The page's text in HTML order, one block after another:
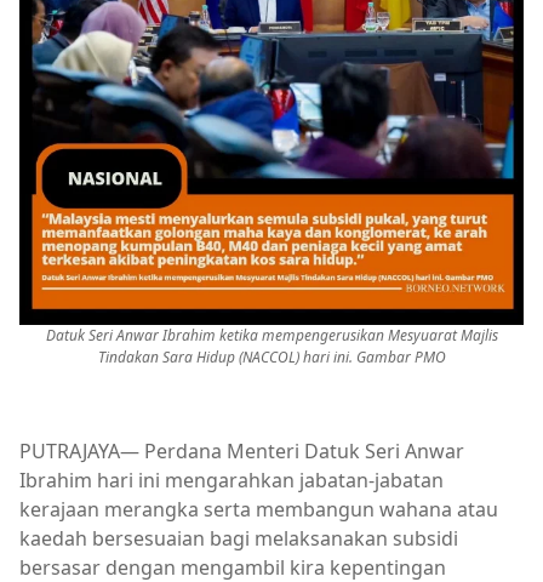
Datuk Seri Anwar Ibrahim ketika mempengerusikan Mesyuarat Majlis
Tindakan Sara Hidup (NACCOL) hari ini. Gambar PMO
PUTRAJAYA— Perdana Menteri Datuk Seri Anwar
Ibrahim hari ini mengarahkan jabatan-jabatan
kerajaan merangka serta membangun wahana atau
kaedah bersesuaian bagi melaksanakan subsidi
bersasar dengan mengambil kira kepentingan